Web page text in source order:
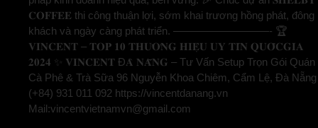
𝐂𝐎𝐅𝐅𝐄𝐄 thi công thuận lợi, sớm khai trương hồng phát, đông
khách và ngày càng phát triển. —————————- 🏆
𝐕𝐈𝐍𝐂𝐄𝐍𝐓 – 𝐓𝐎𝐏 𝟏𝟎 𝐓𝐇𝐔̛𝐎̛𝐍𝐆 𝐇𝐈𝐄̣̂𝐔 𝐔𝐘 𝐓𝐈́𝐍 𝐐𝐔𝐎̂́𝐂𝐆𝐈𝐀
𝟐𝟎𝟐𝟒 ✨ 𝐕𝐈𝐍𝐂𝐄𝐍𝐓 Đ𝐀̀ 𝐍𝐀̆̃𝐍𝐆 – Tư Vấn Setup Trọn Gói Quán
Cà Phê & Trà Sữa 96 Nguyễn Khoa Chiêm, Cẩm Lệ, Đà Nẵng
(+84) 931 011 092 https://vincentdanang.vn
Mail:vincentvietnamvn@gmail.com